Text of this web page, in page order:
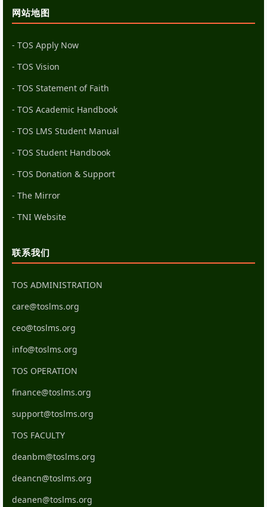
网站地图
- TOS Apply Now
- TOS Vision
- TOS Statement of Faith
- TOS Academic Handbook
- TOS LMS Student Manual
- TOS Student Handbook
- TOS Donation & Support
- The Mirror
- TNI Website
联系我们
TOS ADMINISTRATION
care@toslms.org
ceo@toslms.org
info@toslms.org
TOS OPERATION
finance@toslms.org
support@toslms.org
TOS FACULTY
deanbm@toslms.org
deancn@toslms.org
deanen@toslms.org